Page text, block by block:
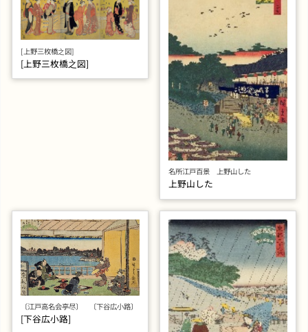
[上野三枚橋之図]
[上野三枚橋之図]
名所江戸百景 上野山した
上野山した
〔江戸高名会亭尽〕 〔下谷広小路〕
[下谷広小路]